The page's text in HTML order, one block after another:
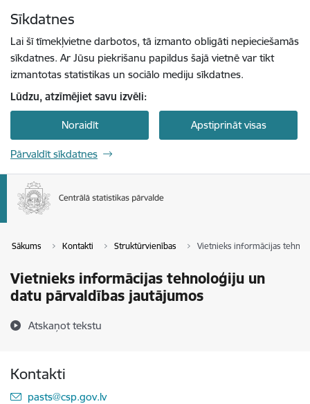
Sīkdatnes
Lai šī tīmekļvietne darbotos, tā izmanto obligāti nepieciešamās
sīkdatnes. Ar Jūsu piekrišanu papildus šajā vietnē var tikt
izmantotas statistikas un sociālo mediju sīkdatnes.
Lūdzu, atzīmējiet savu izvēli:
Noraidīt Apstiprināt visas
Pārvaldīt sīkdatnes
Sākums Kontakti Struktūrvienības Vietnieks informācijas
Vietnieks informācijas tehnoloģiju un
datu pārvaldības jautājumos
Atskaņot tekstu
Kontakti
E-pasts:
pasts@csp.gov.lv